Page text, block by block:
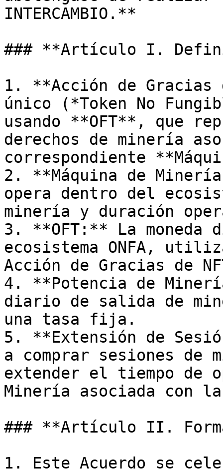
INTERCAMBIO.**
### **Artículo I.
1. **Acción de
único (*Token No
usando **OFT**, que
derechos de minería
correspondiente
2. **Máquina de
opera dentro del
minería y duración
3. **OFT:** La
ecosistema ONFA,
Acción de Gracias de
4. **Potencia de
diario de salida de
una tasa fija.
5. **Extensión de
a comprar sesiones de
extender el tiempo de
Minería asociada con
### **Artículo II.
1. Este Acuerdo se